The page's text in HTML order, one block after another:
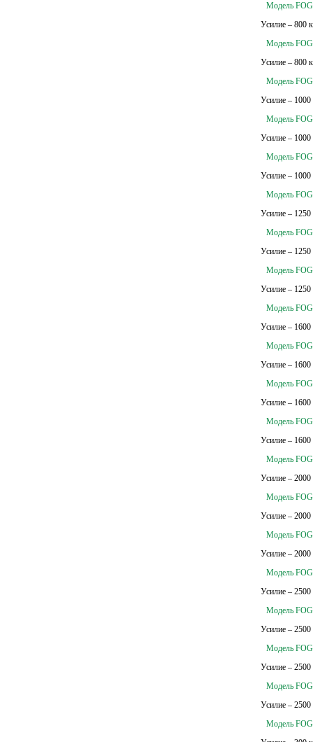
Модель
Усилие – 800
Модель
Усилие – 800
Модель
Усилие –
Модель
Усилие –
Модель
Усилие –
Модель
Усилие –
Модель
Усилие –
Модель
Усилие –
Модель
Усилие –
Модель
Усилие –
Модель
Усилие –
Модель
Усилие –
Модель
Усилие –
Модель
Усилие –
Модель
Усилие –
Модель
Усилие –
Модель
Усилие –
Модель
Усилие –
Модель
Усилие –
Модель